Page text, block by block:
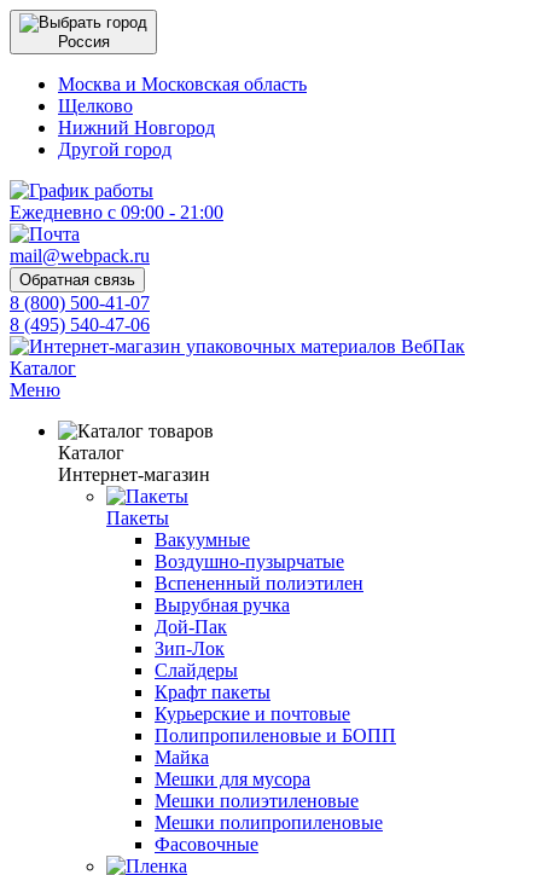
Россия
Москва и Московская область
Щелково
Нижний Новгород
Другой город
Ежедневно с 09:00 - 21:00
mail@webpack.ru
Обратная связь
8 (800) 500-41-07
8 (495) 540-47-06
Каталог
Меню
Каталог
Интернет-магазин
Пакеты
Вакуумные
Воздушно-пузырчатые
Вспененный полиэтилен
Вырубная ручка
Дой-Пак
Зип-Лок
Слайдеры
Крафт пакеты
Курьерские и почтовые
Полипропиленовые и БОПП
Майка
Мешки для мусора
Мешки полиэтиленовые
Мешки полипропиленовые
Фасовочные